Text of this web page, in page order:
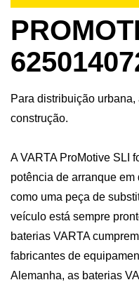
Para distribuição
construção.
A VARTA ProMotive SLI
potência de arranque
como uma peça de
veículo está sempre
baterias VARTA
fabricantes de
Alemanha, as baterias